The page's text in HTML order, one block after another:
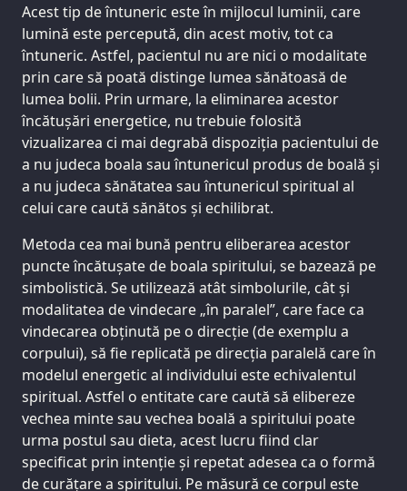
Acest tip de întuneric este în mijlocul luminii, care
lumină este percepută, din acest motiv, tot ca
întuneric. Astfel, pacientul nu are nici o modalitate
prin care să poată distinge lumea sănătoasă de
lumea bolii. Prin urmare, la eliminarea acestor
încătușări energetice, nu trebuie folosită
vizualizarea ci mai degrabă dispoziția pacientului de
a nu judeca boala sau întunericul produs de boală și
a nu judeca sănătatea sau întunericul spiritual al
celui care caută sănătos și echilibrat.
Metoda cea mai bună pentru eliberarea acestor
puncte încătușate de boala spiritului, se bazează pe
simbolistică. Se utilizează atât simbolurile, cât și
modalitatea de vindecare „în paralel”, care face ca
vindecarea obținută pe o direcție (de exemplu a
corpului), să fie replicată pe direcția paralelă care în
modelul energetic al individului este echivalentul
spiritual. Astfel o entitate care caută să elibereze
vechea minte sau vechea boală a spiritului poate
urma postul sau dieta, acest lucru fiind clar
specificat prin intenție și repetat adesea ca o formă
de curățare a spiritului. Pe măsură ce corpul este